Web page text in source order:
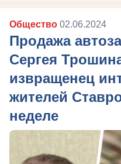
Общество 02.06.2024
Продажа
Сергея
извращенец
жителей
неделе